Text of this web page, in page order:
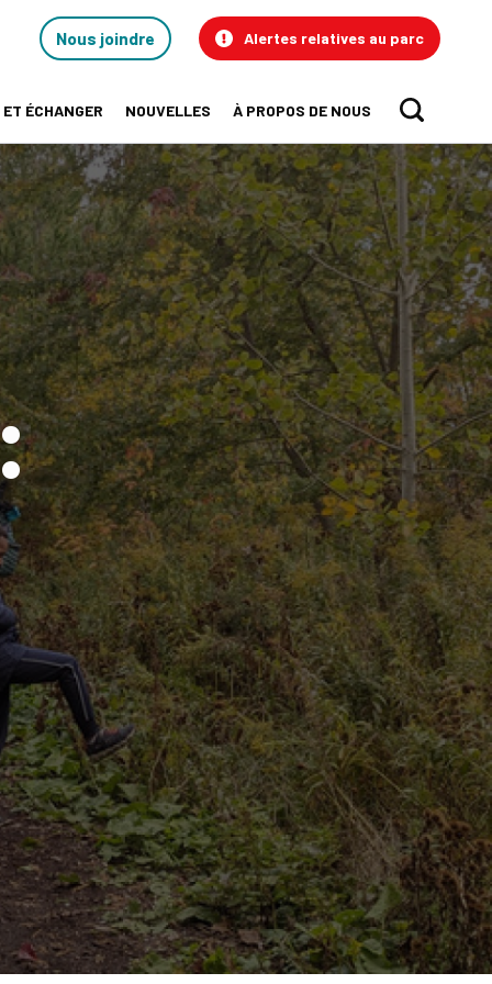
Contact
Us
Nous joindre Alertes relatives au parc
ÉCHANGER NOUVELLES À PROPOS DE NOUS